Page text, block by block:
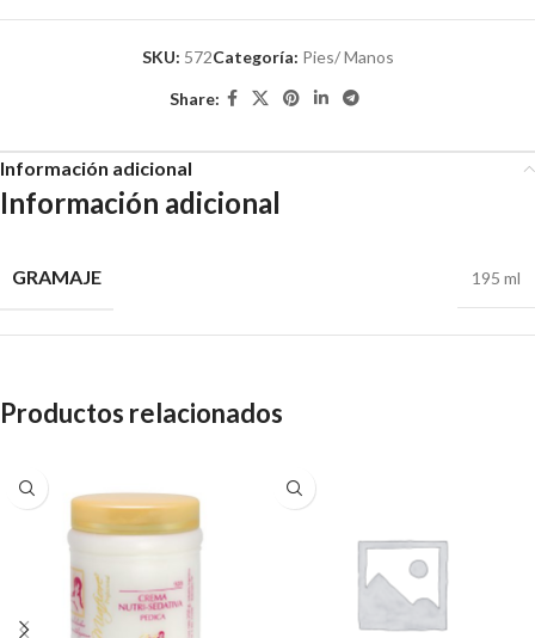
SKU: 572Categoría: Pies/ Manos
Share:
Información adicional
Información adicional
GRAMAJE 195 ml
Productos relacionados